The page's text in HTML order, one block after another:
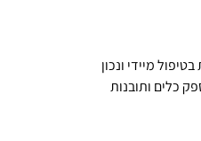
מיידי ונכון
כלים ותובנות